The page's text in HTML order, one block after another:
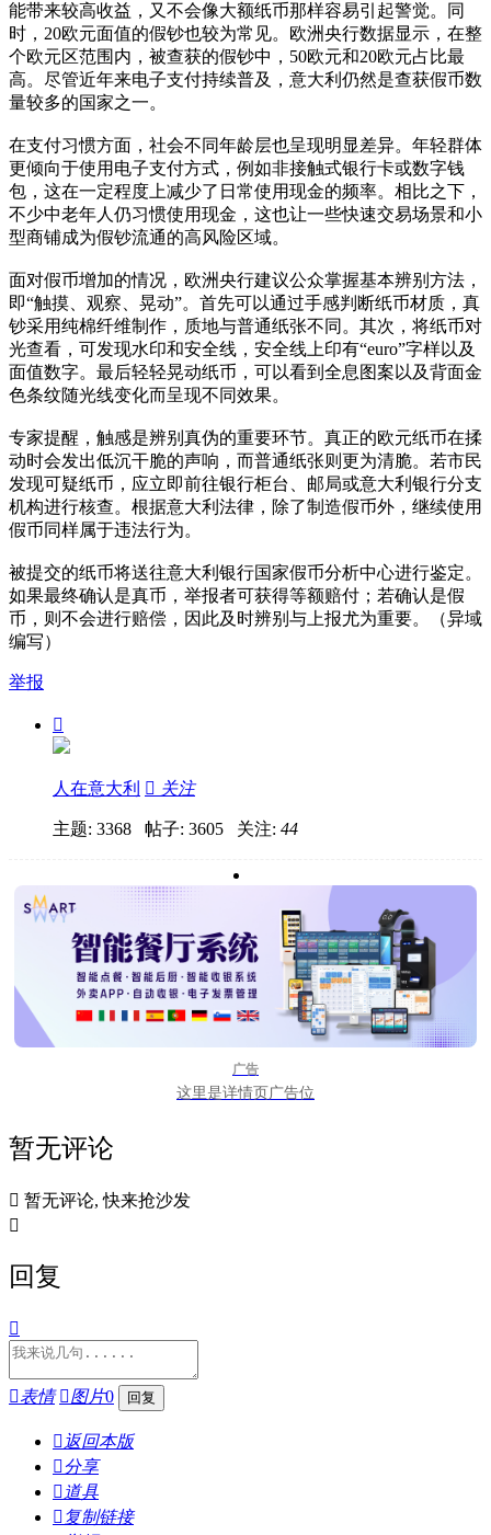
能带来较高收益，又不会像大额纸币那样容易引起警觉。同
时，20欧元面值的假钞也较为常见。欧洲央行数据显示，在整
个欧元区范围内，被查获的假钞中，50欧元和20欧元占比最
高。尽管近年来电子支付持续普及，意大利仍然是查获假币数
量较多的国家之一。
在支付习惯方面，社会不同年龄层也呈现明显差异。年轻群体
更倾向于使用电子支付方式，例如非接触式银行卡或数字钱
包，这在一定程度上减少了日常使用现金的频率。相比之下，
不少中老年人仍习惯使用现金，这也让一些快速交易场景和小
型商铺成为假钞流通的高风险区域。
面对假币增加的情况，欧洲央行建议公众掌握基本辨别方法，
即“触摸、观察、晃动”。首先可以通过手感判断纸币材质，真
钞采用纯棉纤维制作，质地与普通纸张不同。其次，将纸币对
光查看，可发现水印和安全线，安全线上印有“euro”字样以及
面值数字。最后轻轻晃动纸币，可以看到全息图案以及背面金
色条纹随光线变化而呈现不同效果。
专家提醒，触感是辨别真伪的重要环节。真正的欧元纸币在揉
动时会发出低沉干脆的声响，而普通纸张则更为清脆。若市民
发现可疑纸币，应立即前往银行柜台、邮局或意大利银行分支
机构进行核查。根据意大利法律，除了制造假币外，继续使用
假币同样属于违法行为。
被提交的纸币将送往意大利银行国家假币分析中心进行鉴定。
如果最终确认是真币，举报者可获得等额赔付；若确认是假
币，则不会进行赔偿，因此及时辨别与上报尤为重要。（异域
编写）
举报

人在意大利  关注
主题: 3368 帖子: 3605 关注: 44
广告
这里是详情页广告位
暂无评论
 暂无评论, 快来抢沙发

回复

表情 图片0
 返回本版
分享
 道具
 复制链接